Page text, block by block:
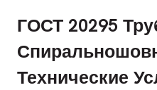
ГОСТ 20295
Технические